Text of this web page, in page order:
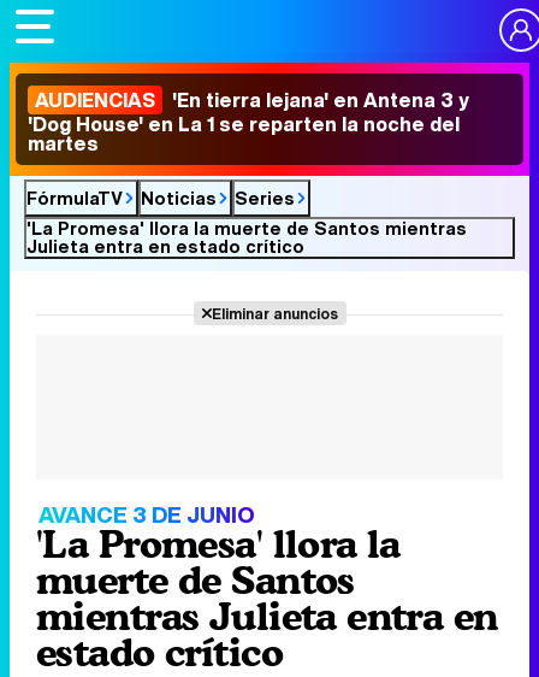
AUDIENCIAS 'En tierra lejana' en Antena 3 y
'Dog House' en La 1 se reparten la noche del
martes
FórmulaTV Noticias
Series
'La Promesa' llora la muerte de Santos mientras
Julieta entra en estado crítico
Eliminar anuncios
AVANCE 3 DE JUNIO
'La Promesa' llora la
muerte de Santos
mientras Julieta entra en
estado crítico